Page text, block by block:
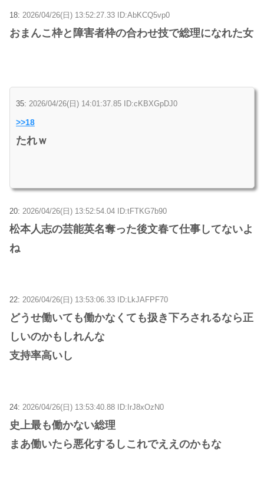
18: 2026/04/26(日) 13:52:27.33 ID:AbKCQ5vp0
おまんこ枠と障害者枠の合わせ技で総理になれた女
35: 2026/04/26(日) 14:01:37.85 ID:cKBXGpDJ0
>>18
たれｗ
20: 2026/04/26(日) 13:52:54.04 ID:tFTKG7b90
松本人志の芸能英名奪った後文春て仕事してないよ
ね
22: 2026/04/26(日) 13:53:06.33 ID:LkJAFPF70
どうせ働いても働かなくても扱き下ろされるなら正
しいのかもしれんな
支持率高いし
24: 2026/04/26(日) 13:53:40.88 ID:IrJ8xOzN0
史上最も働かない総理
まあ働いたら悪化するしこれでええのかもな